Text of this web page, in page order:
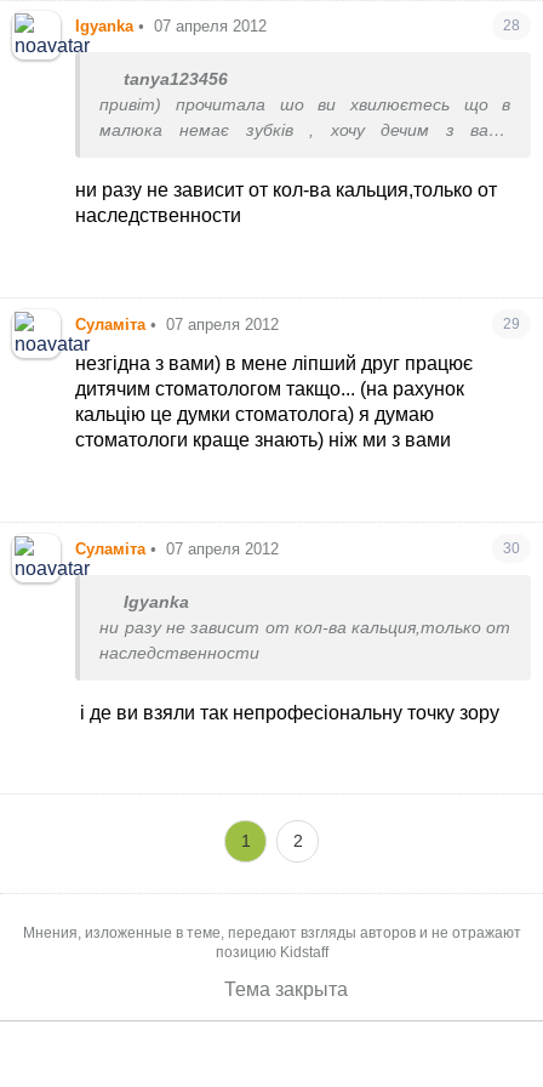
кусочками то подразнює стінки жилудочка і тим
дитині даєте твердішу їжу а нетерту то дитя
починає пробувати пережувати тим самим
подразнюючи ясла і даючи імпульс росту зубів, є
збивається вирізування зубів і їх ріст від удару і
зрушення , допустім від сильного удару в щелепу
Igyanka • 07 апреля 2012 28
tanya123456
привіт) прочитала шо ви хвилюєтесь що в
малюка немає зубків , хочу дечим з вами
вистачає в дитини в організмі кальцію, аптечний
кальцій осідає в нирках а толку більш ніякого з
зубки так як є такий фактор що коли дитині
попадає в жилудочок неперетерта іїжа а
кусочками то подразнює стінки жилудочка і тим
самим дає імпульс на ріст зубок і ще одне коли
дитині даєте твердішу їжу а нетерту то дитя
збивається вирізування зубів і їх ріст від удару і
зрушення , допустім від сильного удару в щелепу
з здоровими зубками)
ни разу не зависит от кол-ва кальция,только от
наследственности
Суламіта • 07 апреля 2012 29
незгідна з вами) в мене ліпший друг працює
дитячим стоматологом такщо... (на рахунок
кальцію це думки стоматолога) я думаю
стоматологи краще знають) ніж ми з вами
Суламіта • 07 апреля 2012 30
Igyanka
ни разу не зависит от кол-ва кальция,только от
наследственности
і де ви взяли так непрофесіональну точку зору
1 2
Мнения, изложенные в теме, передают взгляды авторов и не отражают
позицию Kidstaff
Тема закрыта